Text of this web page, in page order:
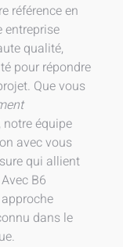
référence en
entreprise
qualité,
pour répondre
Que vous
notre équipe
avec vous
qui allient
B6
dans le